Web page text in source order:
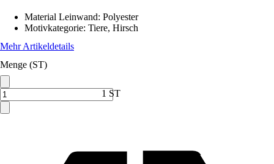
Material Leinwand: Polyester
Motivkategorie: Tiere, Hirsch
Mehr Artikeldetails
Menge (ST)
1 ST